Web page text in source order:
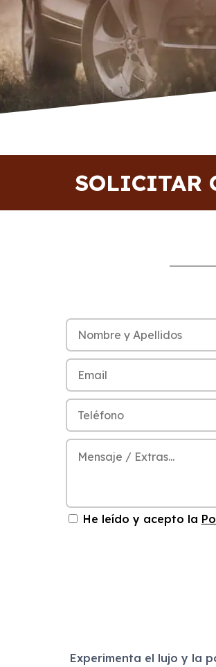
SOLICITAR
He leído y acepto la
Experimenta el lujo y la